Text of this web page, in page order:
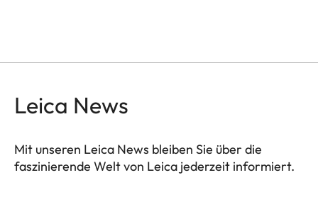
Leica News
Mit unseren Leica News bleiben Sie über die
faszinierende Welt von Leica jederzeit informiert.